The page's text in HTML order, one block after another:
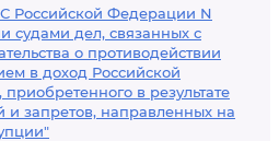
Российской Федерации N
судами дел, связанных с
о противодействии
в доход Российской
в результате
запретов, направленных на